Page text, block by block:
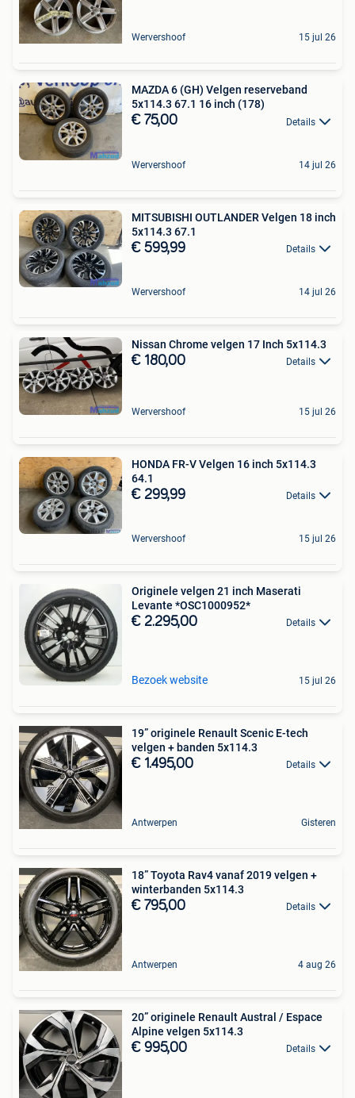
Wervershoof 15 jul 26
MAZDA 6 (GH) Velgen reserveband
5x114.3 67.1 16 inch (178)
€ 75,00 Details
Wervershoof 14 jul 26
MITSUBISHI OUTLANDER Velgen 18 inch
5x114.3 67.1
€ 599,99 Details
Wervershoof 14 jul 26
Nissan Chrome velgen 17 Inch 5x114.3
€ 180,00 Details
Wervershoof 15 jul 26
HONDA FR-V Velgen 16 inch 5x114.3
64.1
€ 299,99 Details
Wervershoof 15 jul 26
Originele velgen 21 inch Maserati
Levante *OSC1000952*
€ 2.295,00 Details
Bezoek website 15 jul 26
19” originele Renault Scenic E-tech
velgen + banden 5x114.3
€ 1.495,00 Details
Antwerpen Gisteren
18” Toyota Rav4 vanaf 2019 velgen +
winterbanden 5x114.3
€ 795,00 Details
Antwerpen 4 aug 26
20” originele Renault Austral / Espace
Alpine velgen 5x114.3
€ 995,00 Details